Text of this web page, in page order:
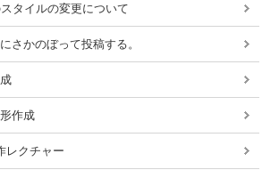
タイルの変更について
さかのぼって投稿する。
作成
レクチャー